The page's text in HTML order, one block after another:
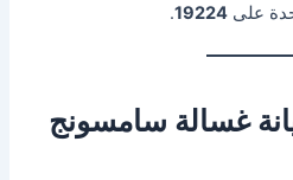
على19224
.
غسالة سامسونج